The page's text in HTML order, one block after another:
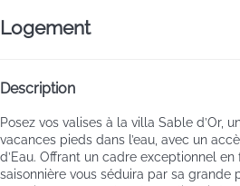
Logement
Description
Posez vos valises à la villa Sable d’Or,
vacances pieds dans l’eau, avec un
d’Eau. Offrant un cadre exceptionnel
saisonnière vous séduira par sa grande